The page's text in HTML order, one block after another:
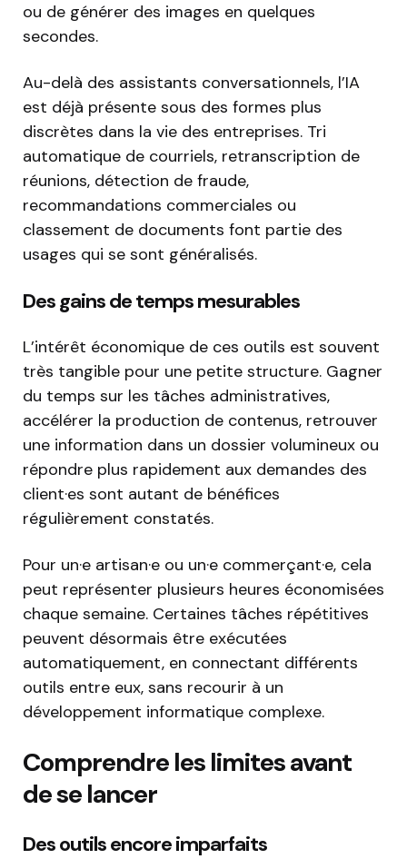
ou de générer des images en quelques
secondes.
Au-delà des assistants conversationnels, l’IA
est déjà présente sous des formes plus
discrètes dans la vie des entreprises. Tri
automatique de courriels, retranscription de
réunions, détection de fraude,
recommandations commerciales ou
classement de documents font partie des
usages qui se sont généralisés.
Des gains de temps mesurables
L’intérêt économique de ces outils est souvent
très tangible pour une petite structure. Gagner
du temps sur les tâches administratives,
accélérer la production de contenus, retrouver
une information dans un dossier volumineux ou
répondre plus rapidement aux demandes des
client·es sont autant de bénéfices
régulièrement constatés.
Pour un·e artisan·e ou un·e commerçant·e, cela
peut représenter plusieurs heures économisées
chaque semaine. Certaines tâches répétitives
peuvent désormais être exécutées
automatiquement, en connectant différents
outils entre eux, sans recourir à un
développement informatique complexe.
Comprendre les limites avant
de se lancer
Des outils encore imparfaits